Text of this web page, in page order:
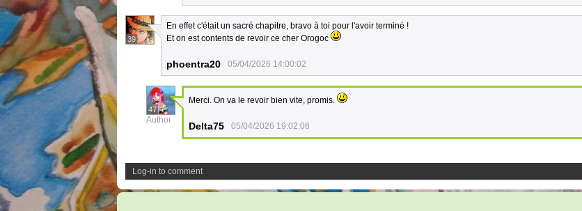
39
En effet c'était un sacré chapitre, bravo à toi pour l'avoir terminé !
Et on est contents de revoir ce cher Orogoc
phoentra20 05/04/2026 14:00:02
47
Author
Merci. On va le revoir bien vite, promis.
Delta75 05/04/2026 19:02:08
Log-in to comment